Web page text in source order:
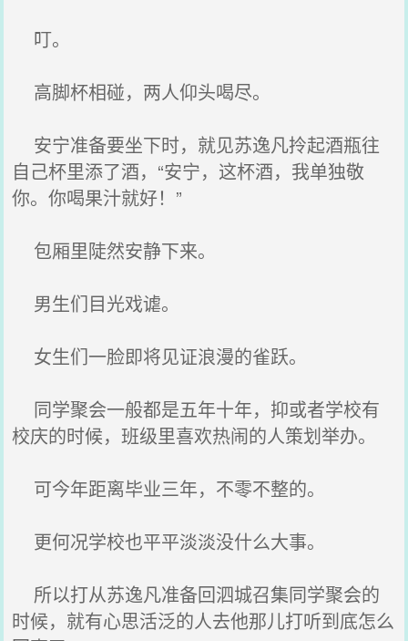
叮。
高脚杯相碰，两人仰头喝尽。
安宁准备要坐下时，就见苏逸凡拎起酒瓶往
自己杯里添了酒，“安宁，这杯酒，我单独敬
你。你喝果汁就好！”
包厢里陡然安静下来。
男生们目光戏谑。
女生们一脸即将见证浪漫的雀跃。
同学聚会一般都是五年十年，抑或者学校有
校庆的时候，班级里喜欢热闹的人策划举办。
可今年距离毕业三年，不零不整的。
更何况学校也平平淡淡没什么大事。
所以打从苏逸凡准备回泗城召集同学聚会的
时候，就有心思活泛的人去他那儿打听到底怎么